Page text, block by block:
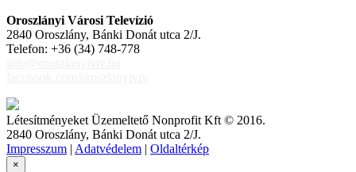
Oroszlányi Városi Televízió
2840 Oroszlány, Bánki Donát utca 2/J.
Telefon: +36 (34) 748-778
Létesítményeket Üzemeltető Nonprofit Kft © 2016.
2840 Oroszlány, Bánki Donát utca 2/J.
Impresszum | Adatvédelem | Oldaltérkép
×